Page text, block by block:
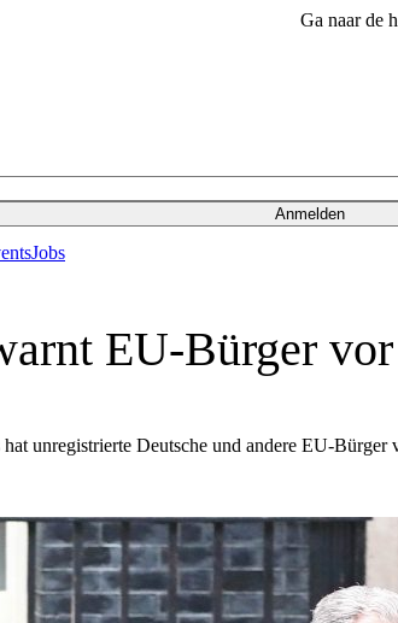
Ga naar de
Anmelden
Jobs
EU-Bürger
unregistrierte Deutsche und andere EU-Bürger